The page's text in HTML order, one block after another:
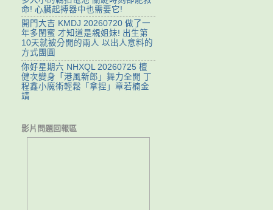
命! 心臟起搏器中也需要它!
開門大吉 KMDJ 20260720 做了一
年多閨蜜 才知道是親姐妹! 出生第
10天就被分開的兩人 以出人意料的
方式團圓
你好星期六 NHXQL 20260725 檀
健次變身「港風新郎」舞力全開 丁
程鑫小魔術輕鬆「拿捏」章若楠金
靖
影片問題回報區